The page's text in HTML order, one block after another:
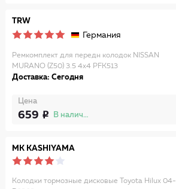
TRW
Германия
Ремкомплект для передн колодок NISSAN
MURANO (Z50) 3.5 4x4 PFK513
Доставка: Сегодня
Цена
659 В наличии
MK KASHIYAMA
Колодки тормозные дисковые Toyota Hilux 04-